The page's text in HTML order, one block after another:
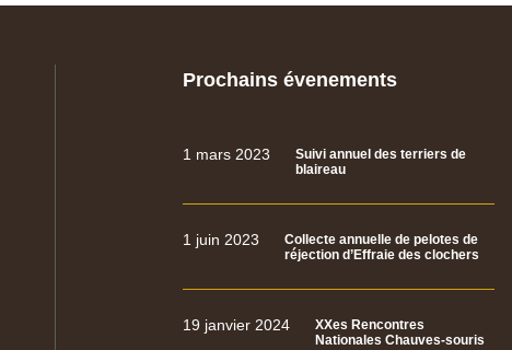
Prochains évenements
1 mars 2023
Suivi annuel des terriers de
blaireau
1 juin 2023
Collecte annuelle de pelotes de
réjection d’Effraie des clochers
19 janvier 2024
XXes Rencontres
Nationales Chauves-souris